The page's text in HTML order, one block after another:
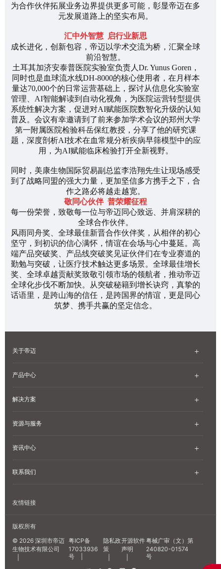
为合作伙伴拓展业务边界提供更多可能，彰显帝迈在多
元发展道路上的坚实布局。
汇中外智慧 启行业新思
成长进化，创新包容，帝迈以学术交流为桥，汇聚全球
前沿智慧。
土耳其加济安泰普医院实验室负责人Dr. Yunus Goren，
同时也是血球流水线DH-8000的核心使用者，在月样本
量达70,000个的日常运营基础上，探讨从信息化实验室
管理、AI智能解读到自动化视角，为医院运营转型提供
系统性解决方案，促进对AI赋能医院数智化升级的认知
普及。会议有幸邀请到了前来参加学术会议的郑州大学
第一附属医院检验科岳保红教授 ，分享了他的研究课
题，深度剖析AI技术在血常规分析疾病早筛模型中的应
用，为AI赋能临床检验打开全新视野。
同时， 美康生物国际贸易副总监李浩翔先生让现场感受
到了战略同盟的强大力量，更加坚信多方携手之下，合
作之路必将越走越宽。
敬同心伙伴 普荣耀征程
每一份荣誉，致敬每一位与帝迈同心致远、并肩深耕的
全球合作伙伴。
风雨同舟奖、全球最佳新晋合作伙伴奖，从相伴的初心
坚守，到初识的信心满怀，情谊在会场与心中蔓延。高
端产品突破奖、产品线突破奖见证伙伴们在专业赛道的
勤勉与突破，让医疗技术触达更多场景。全球最佳增长
奖、全球卓越贡献奖致敬引领市场的领航者，推动帝迈
全球化步伐不断加快。从突破秘籍到增长诀窍，真挚的
话语里，是跨山海的信任，是跨国界的情谊，更是同心
筑梦、携手共赢的坚定信念。
关于帝迈
产品中心
解决方案
资源与服务
资讯中心
联系我们
友情链接
版权所有
© 2026 深圳市帝迈
生物技术有限公司
粤ICP备
17033936
号
隐私政
策
开源软件
声明
粤械广审（文）第
240820-01574
号